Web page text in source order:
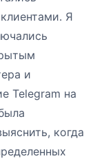
Я
и
Telegram на
когда